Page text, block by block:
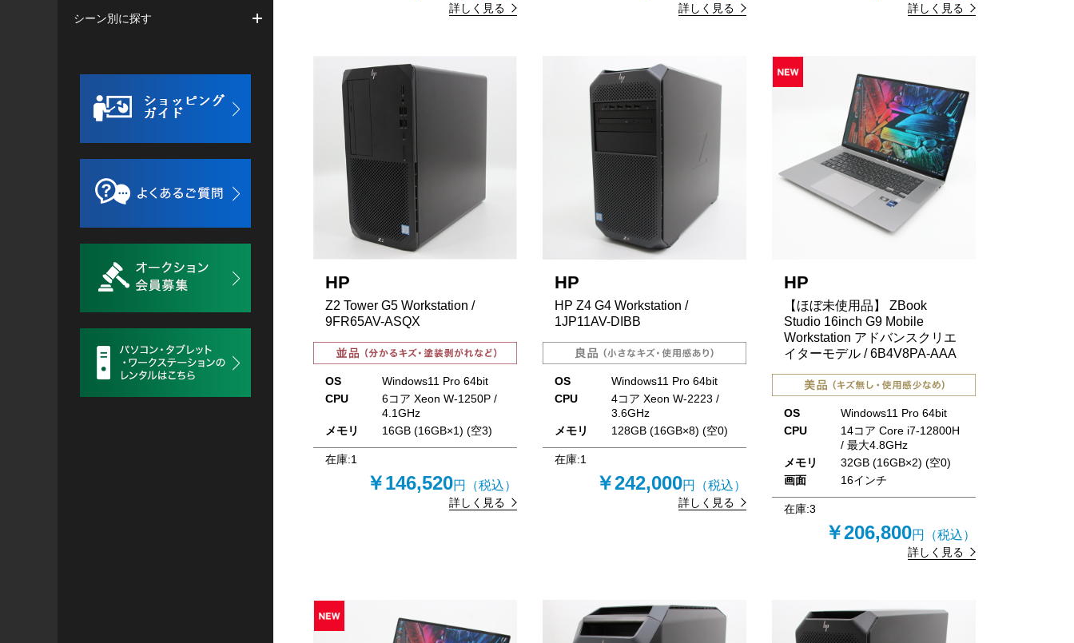
詳しく見る 詳しく見る 詳しく見る
HP
Z2 Tower G5 Workstation /
9FR65AV-ASQX
OS
Windows11 Pro 64bit
CPU
6コア Xeon W-1250P /
4.1GHz
メモリ
16GB (16GB×1) (空3)
在庫:1
￥146,520円（税込）
詳しく見る
HP
HP Z4 G4 Workstation /
1JP11AV-DIBB
OS
Windows11 Pro 64bit
CPU
4コア Xeon W-2223 /
3.6GHz
メモリ
128GB (16GB×8) (空0)
在庫:1
￥242,000円（税込）
詳しく見る
HP
【ほぼ未使用品】 ZBook
Studio 16inch G9 Mobile
Workstation アドバンスクリエ
イターモデル / 6B4V8PA-AAA
OS
Windows11 Pro 64bit
CPU
14コア Core i7-12800H
/ 最大4.8GHz
メモリ
32GB (16GB×2) (空0)
画面
16インチ
在庫:3
￥206,800円（税込）
詳しく見る
シーン別に探す